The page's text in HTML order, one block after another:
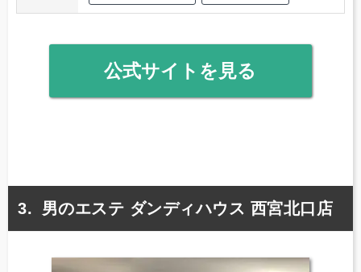
公式サイトを見る
男のエステ ダンディハウス 西宮北口店